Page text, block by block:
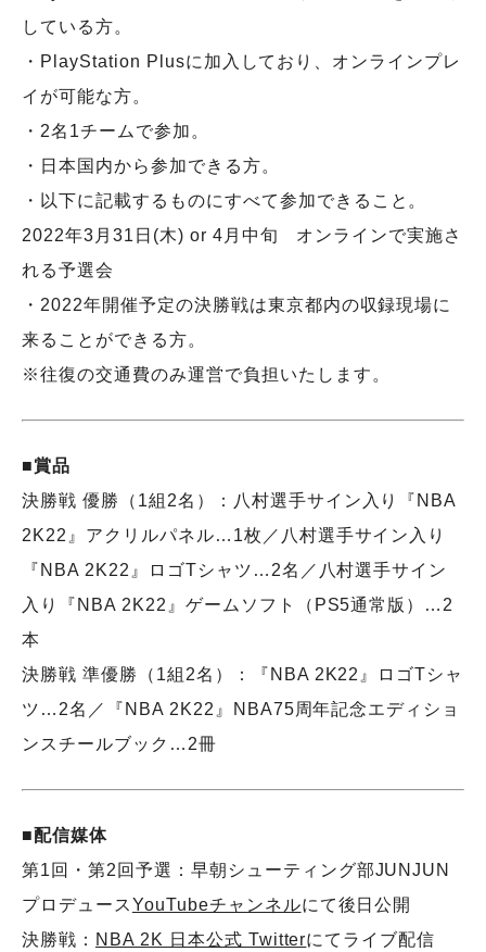
している方。
・PlayStation Plusに加入しており、オンラインプレ
イが可能な方。
・2名1チームで参加。
・日本国内から参加できる方。
・以下に記載するものにすべて参加できること。
2022年3月31日(木) or 4月中旬 オンラインで実施さ
れる予選会
・2022年開催予定の決勝戦は東京都内の収録現場に
来ることができる方。
※往復の交通費のみ運営で負担いたします。
■賞品
決勝戦 優勝（1組2名）：八村選手サイン入り『NBA
2K22』アクリルパネル…1枚／八村選手サイン入り
『NBA 2K22』ロゴTシャツ…2名／八村選手サイン
入り『NBA 2K22』ゲームソフト（PS5通常版）…2
本
決勝戦 準優勝（1組2名）：『NBA 2K22』ロゴTシャ
ツ…2名／『NBA 2K22』NBA75周年記念エディショ
ンスチールブック…2冊
■配信媒体
第1回・第2回予選：早朝シューティング部JUNJUN
プロデュースYouTubeチャンネルにて後日公開
決勝戦： NBA 2K 日本公式 Twitterにてライブ配信